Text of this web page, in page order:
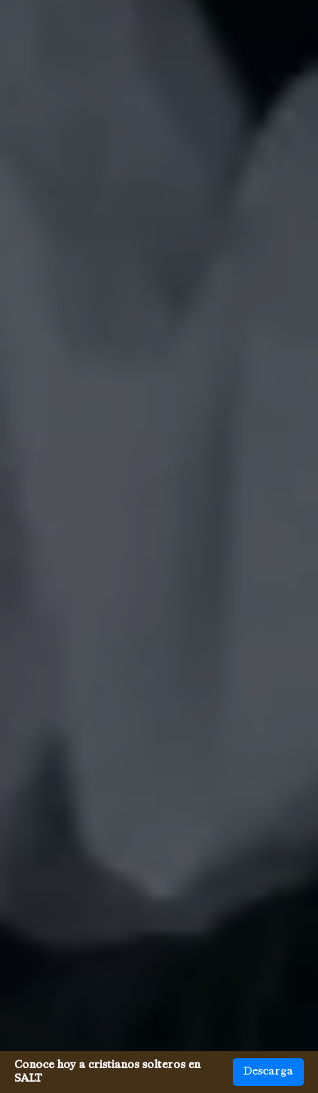
Conoce hoy a cristianos solteros en
SALT
Descarga